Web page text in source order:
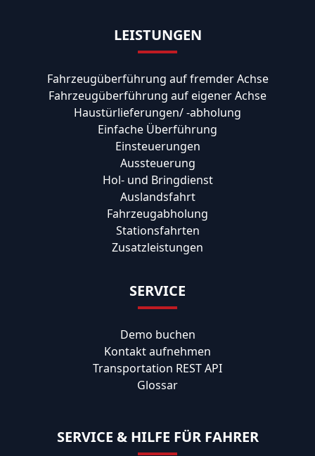
LEISTUNGEN
Fahrzeugüberführung auf fremder Achse
Fahrzeugüberführung auf eigener Achse
Haustürlieferungen/ -abholung
Einfache Überführung
Einsteuerungen
Aussteuerung
Hol- und Bringdienst
Auslandsfahrt
Fahrzeugabholung
Stationsfahrten
Zusatzleistungen
SERVICE
Demo buchen
Kontakt aufnehmen
Transportation REST API
Glossar
SERVICE & HILFE FÜR FAHRER